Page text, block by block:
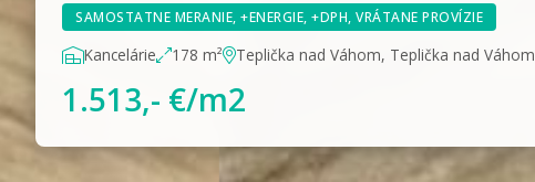
SAMOSTATNE MERANIE, +ENERGIE, +DPH, VRÁTANE PROVÍZIE
Kancelárie 178 m² Teplička nad Váhom, Teplička nad Váhom
1.513,- €/m2